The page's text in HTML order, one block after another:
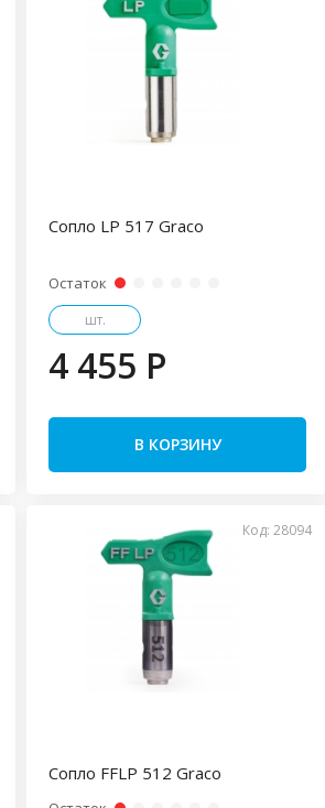
Сопло LP 517 Graco
Остаток
шт.
4 455 P
В КОРЗИНУ
Код: 28094
Сопло FFLP 512 Graco